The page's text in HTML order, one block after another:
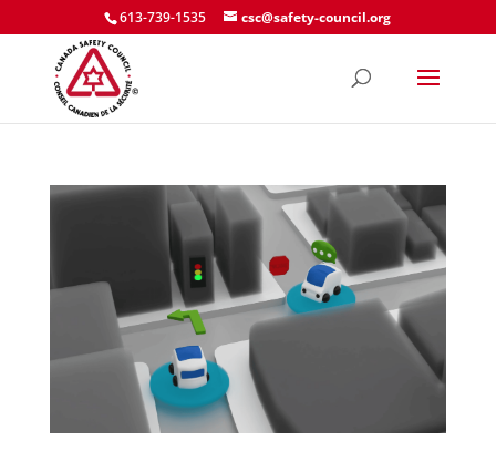
613-739-1535 csc@safety-council.org